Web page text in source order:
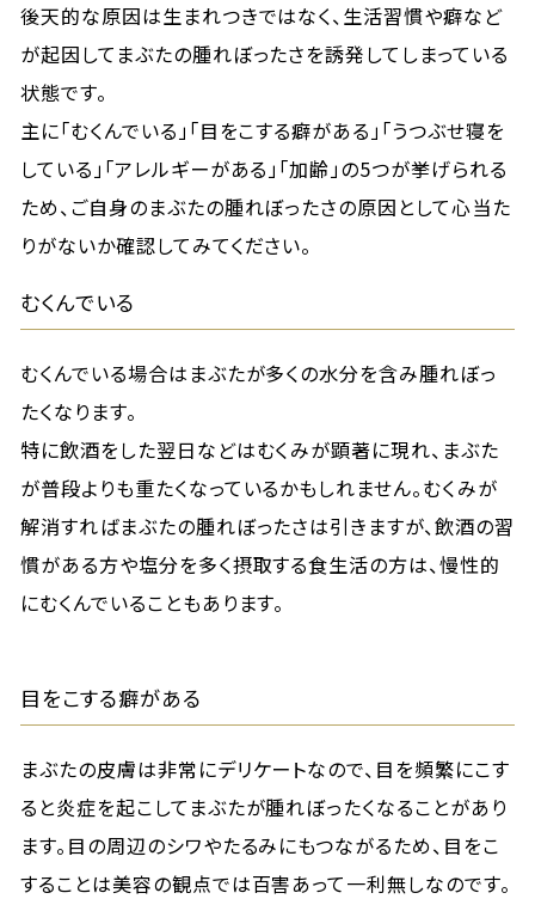
後天的な原因は生まれつきではなく、生活習慣や癖など
が起因してまぶたの腫れぼったさを誘発してしまっている
状態です。
主に「むくんでいる」「目をこする癖がある」「うつぶせ寝を
している」「アレルギーがある」「加齢」の5つが挙げられる
ため、ご自身のまぶたの腫れぼったさの原因として心当た
りがないか確認してみてください。
むくんでいる
むくんでいる場合はまぶたが多くの水分を含み腫れぼっ
たくなります。
特に飲酒をした翌日などはむくみが顕著に現れ、まぶた
が普段よりも重たくなっているかもしれません。むくみが
解消すればまぶたの腫れぼったさは引きますが、飲酒の習
慣がある方や塩分を多く摂取する食生活の方は、慢性的
にむくんでいることもあります。
目をこする癖がある
まぶたの皮膚は非常にデリケートなので、目を頻繁にこす
ると炎症を起こしてまぶたが腫れぼったくなることがあり
ます。目の周辺のシワやたるみにもつながるため、目をこ
することは美容の観点では百害あって一利無しなのです。